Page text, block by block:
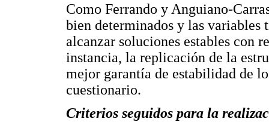
Como Ferrando y Anguiano-
bien determinados y las variables
alcanzar soluciones estables con
instancia, la replicación de la
mejor garantía de estabilidad de
cuestionario.
Criterios seguidos para la